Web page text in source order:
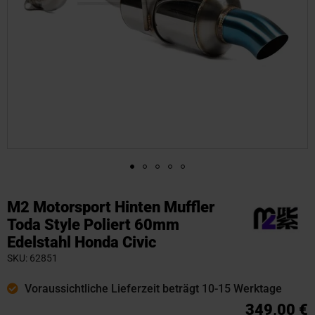
M2 Motorsport Hinten Muffler
Toda Style Poliert 60mm
Edelstahl Honda Civic
SKU 62851
Voraussichtliche Lieferzeit beträgt 10-15 Werktage
349,00 €
Anfang
der
Bildgalerie
springen